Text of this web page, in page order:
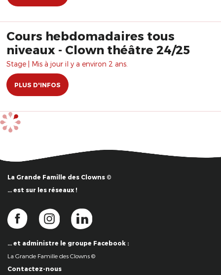
Cours hebdomadaires tous
niveaux - Clown théâtre 24/25
Stage | Mis à jour il y a environ 2 ans.
PLUS D'INFOS
La Grande Famille des Clowns ©
… est sur les réseaux !
… et administre le groupe Facebook :
La Grande Famille des Clowns ©
Contactez-nous